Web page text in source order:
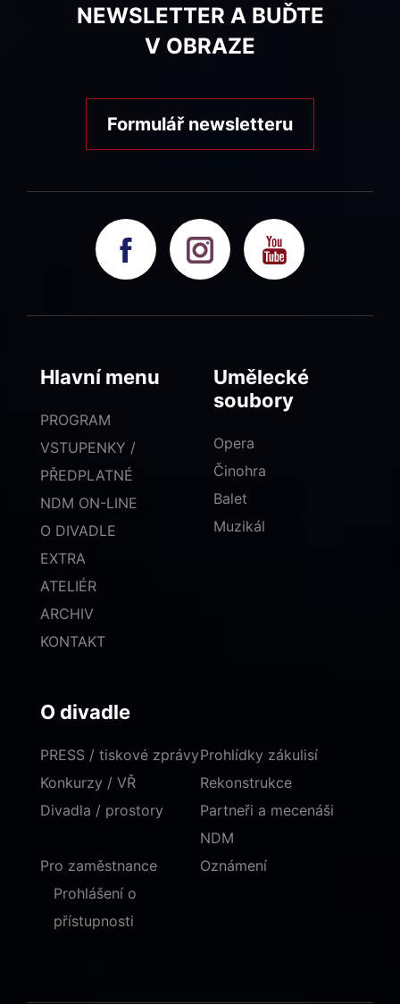
NEWSLETTER A BUĎTE
V OBRAZE
Formulář newsletteru
Hlavní menu
PROGRAM
VSTUPENKY /
PŘEDPLATNÉ
NDM ON-LINE
O DIVADLE
EXTRA
ATELIÉR
ARCHIV
KONTAKT
Umělecké
soubory
Opera
Činohra
Balet
Muzikál
O divadle
PRESS / tiskové zprávy
Konkurzy / VŘ
Divadla / prostory
Prohlídky zákulisí
Rekonstrukce
Partneři a mecenáši
NDM
Pro zaměstnance
Oznámení
Prohlášení o
přístupnosti